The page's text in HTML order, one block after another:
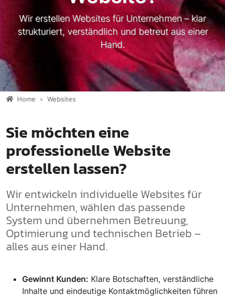
Wir erstellen Websites für Unternehmen – klar
strukturiert, verständlich und betreut aus einer
Hand.
Home Websites
Sie möchten eine
professionelle Website
erstellen lassen?
Wir entwickeln individuelle Websites für
Unternehmen, wählen das passende
System und übernehmen Betreuung,
Optimierung und technischen Betrieb –
alles aus einer Hand.
Gewinnt Kunden: Klare Botschaften, verständliche
Inhalte und eindeutige Kontaktmöglichkeiten führen